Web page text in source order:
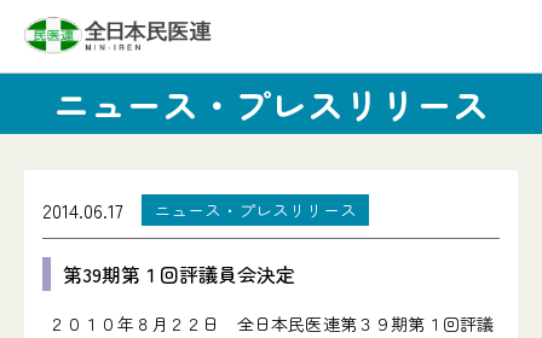
ニュース・プレスリリース
2014.06.17 ニュース・プレスリリース
第39期第１回評議員会決定
２０１０年８月２２日 全日本民医連第３９期第１回評議